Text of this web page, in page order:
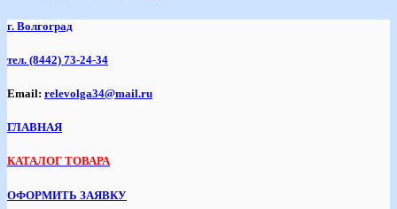
г. Волгоград
тел. (8442) 73-24-34
Email: relevolga34@mail.ru
ГЛАВНАЯ
КАТАЛОГ ТОВАРА
ОФОРМИТЬ ЗАЯВКУ